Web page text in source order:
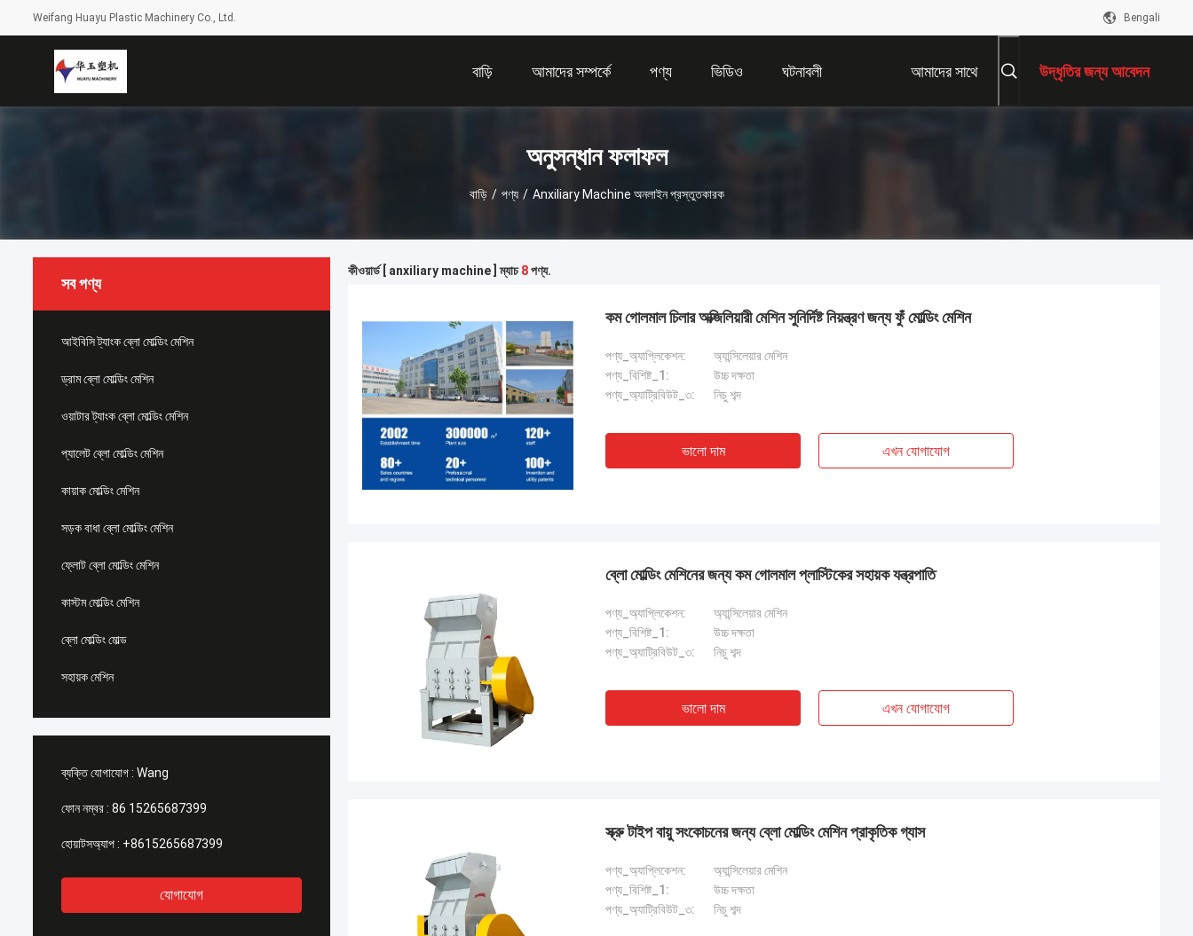
Weifang Huayu Plastic Machinery Co., Ltd. Bengali
বাড়ি আমাদের সম্পর্কে পণ্য ভিডিও ঘটনাবলী আমাদের সাথে উদ্ধৃতির জন্য আবেদন
অনুসন্ধান ফলাফল
বাড়ি / পণ্য / Anxiliary Machine অনলাইন প্রস্তুতকারক
সব পণ্য
আইবিসি ট্যাংক ব্লো মোল্ডিং মেশিন
ড্রাম ব্লো মোল্ডিং মেশিন
ওয়াটার ট্যাংক ব্লো মোল্ডিং মেশিন
প্যালেট ব্লো মোল্ডিং মেশিন
কায়াক মোল্ডিং মেশিন
সড়ক বাধা ব্লো মোল্ডিং মেশিন
ফ্লোট ব্লো মোল্ডিং মেশিন
কাস্টম মোল্ডিং মেশিন
ব্লো মোল্ডিং মোল্ড
সহায়ক মেশিন
ব্যক্তি যোগাযোগ : Wang
ফোন নম্বর : 86 15265687399
হোয়াটসঅ্যাপ : +8615265687399
যোগাযোগ
কীওয়ার্ড [ anxiliary machine ] ম্যাচ8পণ্য.
কম গোলমাল চিলার অক্জিলিয়ারী মেশিন সুনির্দিষ্ট নিয়ন্ত্রণ জন্য ফুঁ মোল্ডিং মেশিন
পণ্য_অ্যাপ্লিকেশন:
অ্যান্সিলেয়ার মেশিন
পণ্য_বিশিষ্ট_1:
উচ্চ দক্ষতা
পণ্য_অ্যাট্রিবিউট_৩:
নিচু শব্দ
ভালো দাম এখন যোগাযোগ
ব্লো মোল্ডিং মেশিনের জন্য কম গোলমাল প্লাস্টিকের সহায়ক যন্ত্রপাতি
পণ্য_অ্যাপ্লিকেশন:
অ্যান্সিলেয়ার মেশিন
পণ্য_বিশিষ্ট_1:
উচ্চ দক্ষতা
পণ্য_অ্যাট্রিবিউট_৩:
নিচু শব্দ
ভালো দাম এখন যোগাযোগ
স্ক্রু টাইপ বায়ু সংকোচনের জন্য ব্লো মোল্ডিং মেশিন প্রাকৃতিক গ্যাস
পণ্য_অ্যাপ্লিকেশন:
অ্যান্সিলেয়ার মেশিন
পণ্য_বিশিষ্ট_1:
উচ্চ দক্ষতা
পণ্য_অ্যাট্রিবিউট_৩:
নিচু শব্দ